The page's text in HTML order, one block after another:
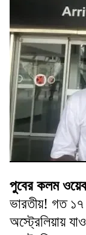
পুবের কলম
ভারতীয়! গত ১৭
অস্ট্রেলিয়ায়